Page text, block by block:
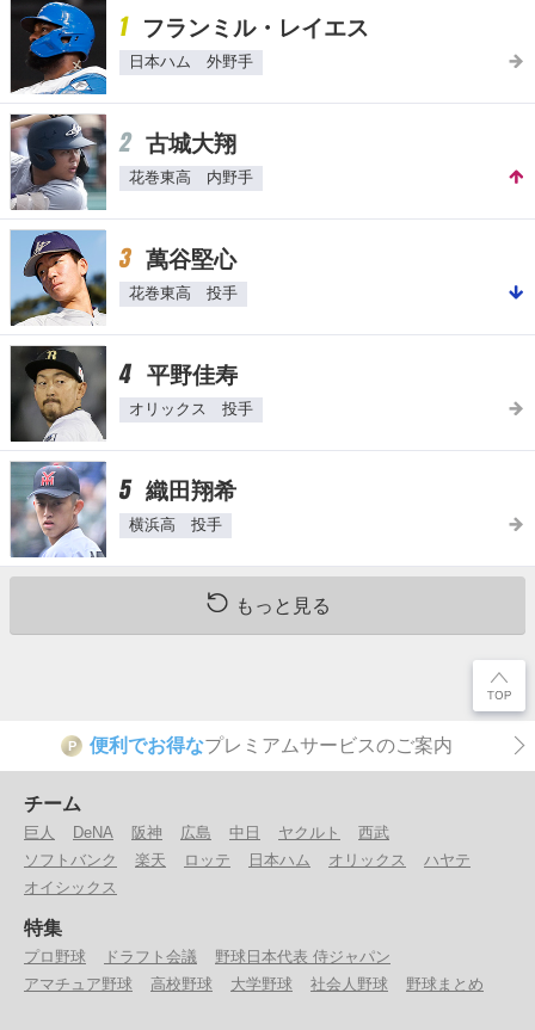
1 フランミル・レイエス
日本ハム 外野手
2 古城大翔
花巻東高 内野手
3 萬谷堅心
花巻東高 投手
4 平野佳寿
オリックス 投手
5 織田翔希
横浜高 投手
もっと見る
P 便利でお得なプレミアムサービスのご案内
チーム
巨人 DeNA 阪神 広島 中日 ヤクルト
西武
ソフトバンク
楽天 ロッテ 日本ハム オリックス
ハヤテ
オイシックス
特集
プロ野球 ドラフト会議
野球日本代表 侍ジャパン
アマチュア野球
高校野球 大学野球 社会人野球 野球まとめ